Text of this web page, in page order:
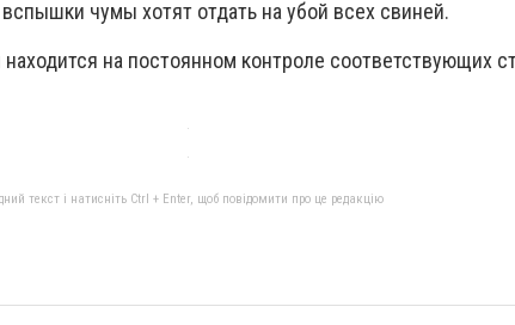
чумы хотят отдать на убой всех свиней.
на постоянном контроле соответствующих
текст і натисніть Ctrl + Enter, щоб повідомити про це редакцію